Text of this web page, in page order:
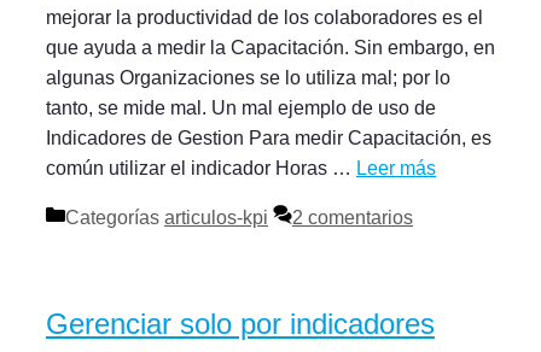
mejorar la productividad de los colaboradores es el
que ayuda a medir la Capacitación. Sin embargo, en
algunas Organizaciones se lo utiliza mal; por lo
tanto, se mide mal. Un mal ejemplo de uso de
Indicadores de Gestion Para medir Capacitación, es
común utilizar el indicador Horas … Leer más
Categorías articulos-kpi 2 comentarios
Gerenciar solo por indicadores